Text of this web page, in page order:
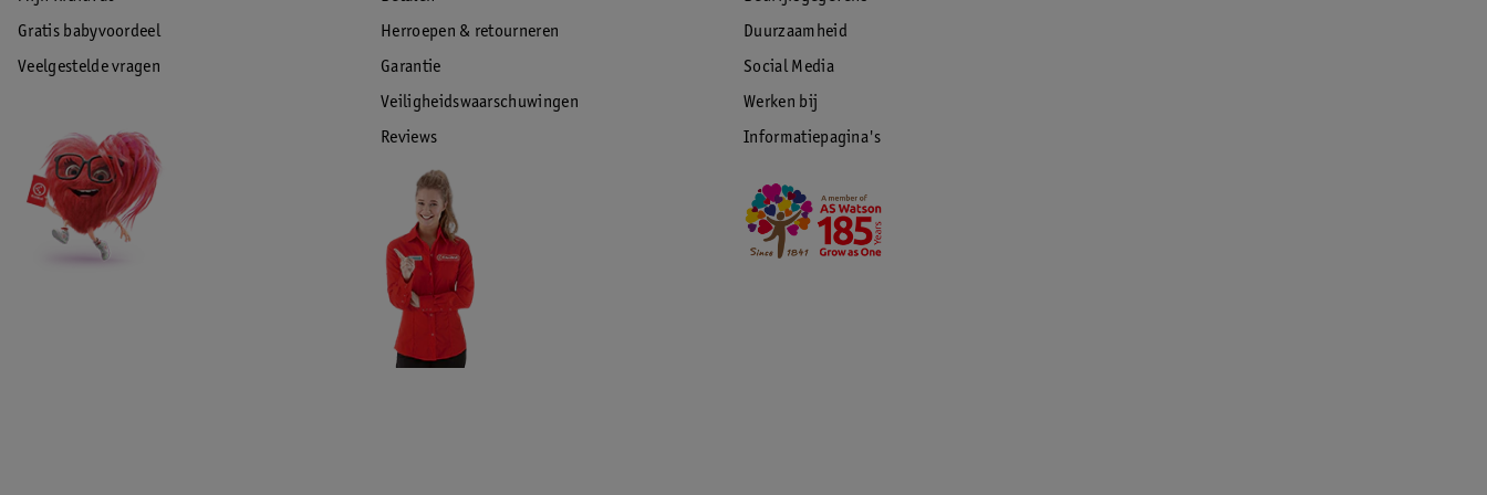
Gratis babyvoordeel
Veelgestelde vragen
Herroepen & retourneren
Garantie
Veiligheidswaarschuwingen
Reviews
Duurzaamheid
Social Media
Werken bij
Informatiepagina's